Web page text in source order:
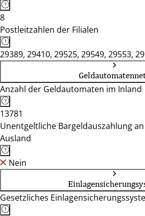
8
Postleitzahlen der Filialen
29389, 29410, 29525, 29549, 29553,
Anzahl der Geldautomaten im Inland
13781
Unentgeltliche Bargeldauszahlung
Ausland
Nein
Gesetzliches